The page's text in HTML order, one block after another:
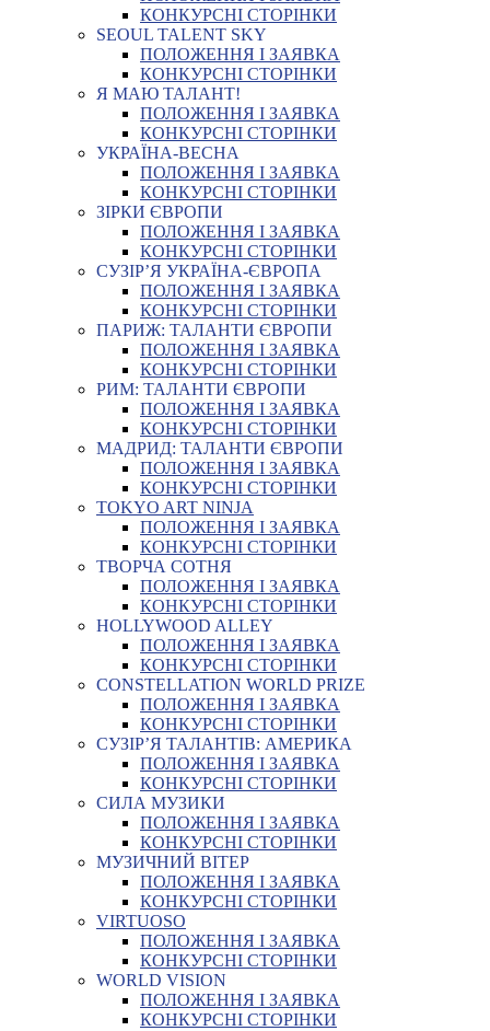
КОНКУРСНІ СТОРІНКИ
SEOUL TALENT SKY
ПОЛОЖЕННЯ І ЗАЯВКА
КОНКУРСНІ СТОРІНКИ
Я МАЮ ТАЛАНТ!
ПОЛОЖЕННЯ І ЗАЯВКА
КОНКУРСНІ СТОРІНКИ
УКРАЇНА-ВЕСНА
ПОЛОЖЕННЯ І ЗАЯВКА
КОНКУРСНІ СТОРІНКИ
ЗІРКИ ЄВРОПИ
ПОЛОЖЕННЯ І ЗАЯВКА
КОНКУРСНІ СТОРІНКИ
СУЗІР’Я УКРАЇНА-ЄВРОПА
ПОЛОЖЕННЯ І ЗАЯВКА
КОНКУРСНІ СТОРІНКИ
ПАРИЖ: ТАЛАНТИ ЄВРОПИ
ПОЛОЖЕННЯ І ЗАЯВКА
КОНКУРСНІ СТОРІНКИ
РИМ: ТАЛАНТИ ЄВРОПИ
ПОЛОЖЕННЯ І ЗАЯВКА
КОНКУРСНІ СТОРІНКИ
МАДРИД: ТАЛАНТИ ЄВРОПИ
ПОЛОЖЕННЯ І ЗАЯВКА
КОНКУРСНІ СТОРІНКИ
TOKYO ART NINJA
ПОЛОЖЕННЯ І ЗАЯВКА
КОНКУРСНІ СТОРІНКИ
ТВОРЧА СОТНЯ
ПОЛОЖЕННЯ І ЗАЯВКА
КОНКУРСНІ СТОРІНКИ
HOLLYWOOD ALLEY
ПОЛОЖЕННЯ І ЗАЯВКА
КОНКУРСНІ СТОРІНКИ
CONSTELLATION WORLD PRIZE
ПОЛОЖЕННЯ І ЗАЯВКА
КОНКУРСНІ СТОРІНКИ
СУЗІР’Я ТАЛАНТІВ: АМЕРИКА
ПОЛОЖЕННЯ І ЗАЯВКА
КОНКУРСНІ СТОРІНКИ
СИЛА МУЗИКИ
ПОЛОЖЕННЯ І ЗАЯВКА
КОНКУРСНІ СТОРІНКИ
МУЗИЧНИЙ ВІТЕР
ПОЛОЖЕННЯ І ЗАЯВКА
КОНКУРСНІ СТОРІНКИ
VIRTUOSO
ПОЛОЖЕННЯ І ЗАЯВКА
КОНКУРСНІ СТОРІНКИ
WORLD VISION
ПОЛОЖЕННЯ І ЗАЯВКА
КОНКУРСНІ СТОРІНКИ